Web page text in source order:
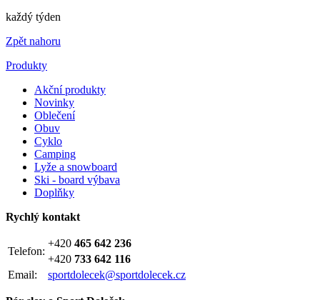
každý týden
Zpět nahoru
Produkty
Akční produkty
Novinky
Oblečení
Obuv
Cyklo
Camping
Lyže a snowboard
Ski - board výbava
Doplňky
Rychlý kontakt
Telefon:
+420 465 642 236
+420 733 642 116
Email:
sportdolecek@sportdolecek.cz